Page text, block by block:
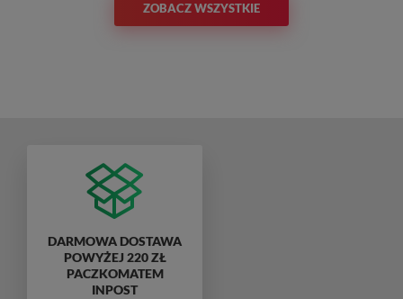
ZOBACZ WSZYSTKIE
DARMOWA DOSTAWA
POWYŻEJ 220 ZŁ
PACZKOMATEM
INPOST